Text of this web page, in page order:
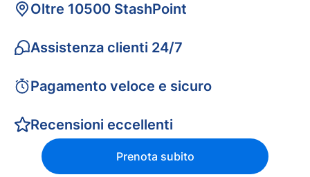
Oltre 10500 StashPoint
Assistenza clienti 24/7
Pagamento veloce e sicuro
Recensioni eccellenti
Prenota subito